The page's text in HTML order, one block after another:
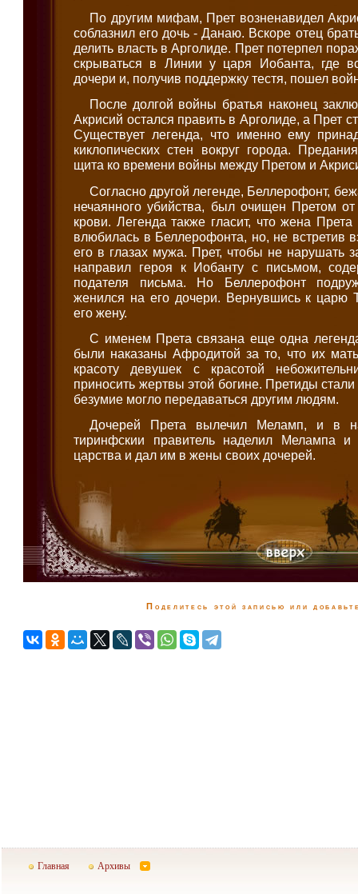
По другим мифам, Прет возненавидел
соблазнил его дочь - Данаю. Вскоре отец
делить власть в Арголиде. Прет потерпел
скрываться в Линии у царя Иобанта, где
дочери и, получив поддержку тестя, пошел
После долгой войны братья наконец
Акрисий остался править в Арголиде, а Прет
Существует легенда, что именно ему
киклопических стен вокруг города.
щита ко времени войны между Претом и
Согласно другой легенде, Беллерофонт,
нечаянного убийства, был очищен Претом
крови. Легенда также гласит, что жена
влюбилась в Беллерофонта, но, не встретив
его в глазах мужа. Прет, чтобы не нарушать
направил героя к Иобанту с письмом,
подателя письма. Но Беллерофонт
женился на его дочери. Вернувшись к царю
его жену.
С именем Прета связана еще одна
были наказаны Афродитой за то, что их
красоту девушек с красотой
приносить жертвы этой богине. Претиды
безумие могло передаваться другим людям.
Дочерей Прета вылечил Меламп, и в
тиринфскии правитель наделил Мелампа и
царства и дал им в жены своих дочерей.
Поделитесь этой записью или
Главная Архивы